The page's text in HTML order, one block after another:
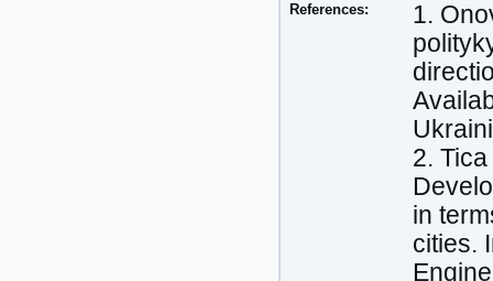
References:
1.
2.
in
cities.